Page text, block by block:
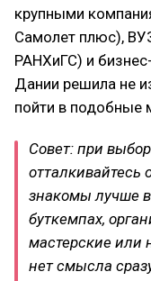
крупными
Самолет плюс),
РАНХиГС) и
Дании решила не
пойти в подобные
Совет: при
отталкивайтесь
знакомы лучше
буткемпах,
мастерские или
нет смысла